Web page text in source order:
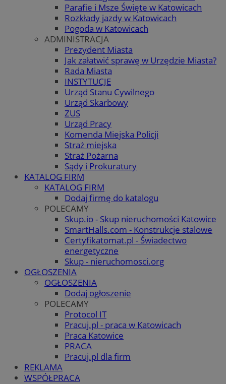
Parafie i Msze Święte w Katowicach
Rozkłady jazdy w Katowicach
Pogoda w Katowicach
ADMINISTRACJA
Prezydent Miasta
Jak załatwić sprawę w Urzędzie Miasta?
Rada Miasta
INSTYTUCJE
Urząd Stanu Cywilnego
Urząd Skarbowy
ZUS
Urząd Pracy
Komenda Miejska Policji
Straż miejska
Straż Pożarna
Sądy i Prokuratury
KATALOG FIRM
KATALOG FIRM
Dodaj firmę do katalogu
POLECAMY
Skup.io - Skup nieruchomości Katowice
SmartHalls.com - Konstrukcje stalowe
Certyfikatomat.pl - Świadectwo
energetyczne
Skup - nieruchomosci.org
OGŁOSZENIA
OGŁOSZENIA
Dodaj ogłoszenie
POLECAMY
Protocol IT
Pracuj.pl - praca w Katowicach
Praca Katowice
PRACA
Pracuj.pl dla firm
REKLAMA
WSPÓŁPRACA